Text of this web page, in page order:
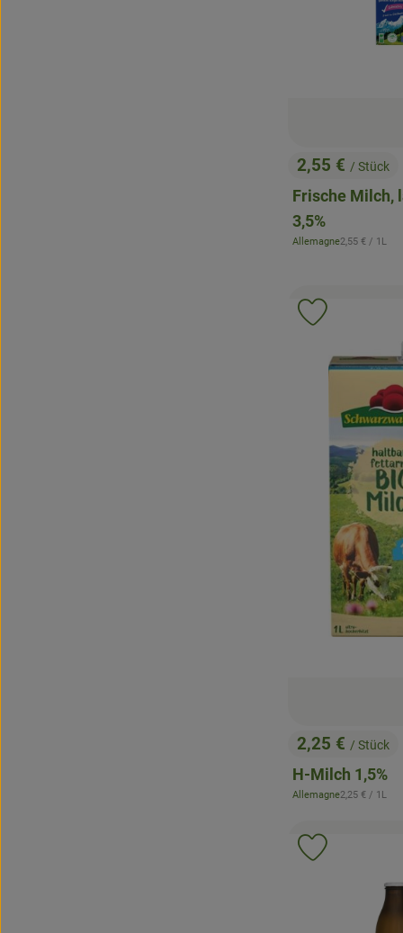
, Preis:
2,55 € / Stück
Frische Milch,
3,5%
, Herkunft:
Allemagne, Referenzpreis:
2,55 € / 1L
, Preis:
2,25 € / Stück
H-Milch 1,5%
, Herkunft:
Allemagne, Referenzpreis:
2,25 € / 1L
Produkt
Produkt